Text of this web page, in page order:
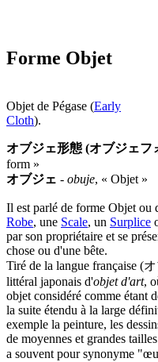
Forme Objet
Objet de Pégase (Early
Cloth).
オブジェ形態 (オブジェフ
form »
オブジェ - obuje, « Objet »
Il est parlé de forme Objet ou
Robe, une Scale, un Surplice
par son propriétaire et se
chose ou d'une bête.
Tiré de la langue française (
littéral japonais d'objet d'art,
objet considéré comme étant
la suite étendu à la large
exemple la peinture, les
de moyennes et grandes
a souvent pour synonyme